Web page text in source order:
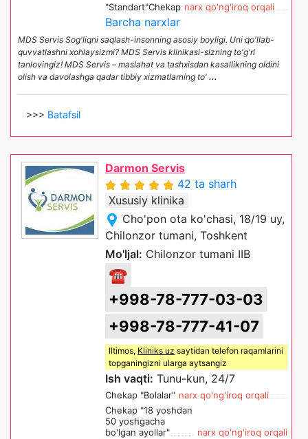
"Standart"Chekap narx qo'ng'iroq orqali
Barcha narxlar
MDS Servis Sog'liqni saqlash-insonning asosiy boyligi. Uni qo'llab-
quvvatlashni xohlaysizmi? MDS Servis klinikasi-sizning to'g'ri
tanlovingiz! MDS Servis – maslahat va tashxisdan kasallikning oldini
olish va davolashga qadar tibbiy xizmatlarning to' ...
>>> Batafsil
Darmon Servis
42 ta sharh
Xususiy klinika
Cho'pon ota ko'chasi, 18/19 uy,
Chilonzor tumani, Toshkent
Mo'ljal: Chilonzor tumani IIB
☎
+998-78-777-03-03
+998-78-777-41-07
Iltimos, Kliniks uz saytidan telefon raqamlarini
topganingizni ularga aytsangiz
Ish vaqti: Tunu-kun, 24/7
Chekap "Bolalar" narx qo'ng'iroq orqali
Chekap "18 yoshdan
50 yoshgacha
bo'lgan ayollar"
narx qo'ng'iroq orqali